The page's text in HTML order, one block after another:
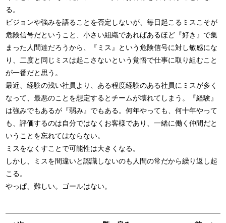
る。
ビジョンや強みを語ることを否定しないが、毎日起こるミスこそが
危険信号だということ、小さい組織であればあるほど『好き』で集
まった人間達だろうから、『ミス』という危険信号に対し敏感にな
り、二度と同じミスは起こさないという覚悟で仕事に取り組むこと
が一番だと思う。
最近、経験の浅い社員より、ある程度経験のある社員にミスが多く
なって、最悪のことを想定するとチームが壊れてしまう。『経験』
は強みでもあるが『弱み』でもある。何年やっても、何十年やって
も、評価するのは自分ではなくお客様であり、一緒に働く仲間だと
いうことを忘れてはならない。
ミスをなくすことで可能性は大きくなる。
しかし、ミスを間違いと認識しないのも人間の常だから繰り返し起
こる。
やっぱ、難しい。ゴールはない。